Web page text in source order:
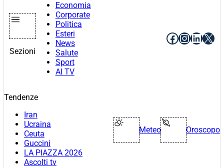
Sezioni
Economia
Corporate
Politica
Esteri
News
Salute
Sport
AI TV
Facebook
X
Tendenze
Iran
Ucraina
Ceuta
Guccini
LA PIAZZA 2026
Ascolti tv
Meteo Oroscopo